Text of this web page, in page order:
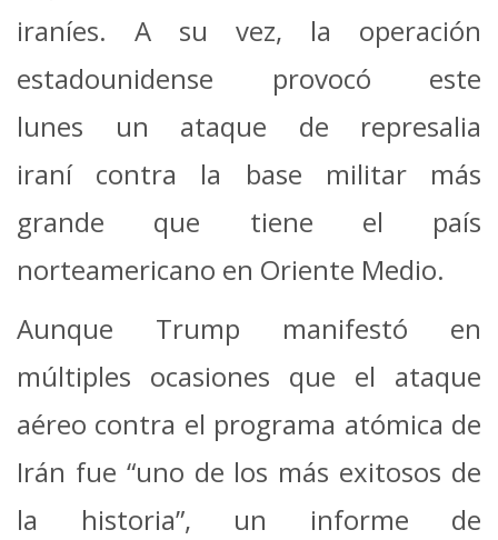
iraníes. A su vez, la operación
estadounidense provocó este
lunes un ataque de represalia
iraní contra la base militar más
grande que tiene el país
norteamericano en Oriente Medio.
Aunque Trump manifestó en
múltiples ocasiones que el ataque
aéreo contra el programa atómica de
Irán fue “uno de los más exitosos de
la historia”, un informe de